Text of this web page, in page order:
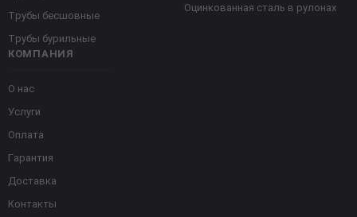
КОМПАНИЯ
О нас
Услуги
Оплата
Гарантия
Доставка
Контакты
Трубы бесшовные
Трубы бурильные
Оцинкованная сталь в рулонах